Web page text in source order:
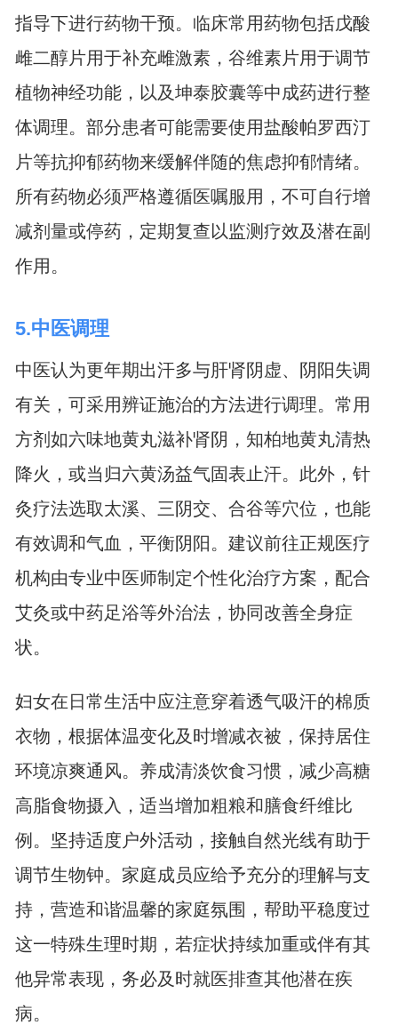
指导下进行药物干预。临床常用药物包括戊酸
雌二醇片用于补充雌激素，谷维素片用于调节
植物神经功能，以及坤泰胶囊等中成药进行整
体调理。部分患者可能需要使用盐酸帕罗西汀
片等抗抑郁药物来缓解伴随的焦虑抑郁情绪。
所有药物必须严格遵循医嘱服用，不可自行增
减剂量或停药，定期复查以监测疗效及潜在副
作用。
5.中医调理
中医认为更年期出汗多与肝肾阴虚、阴阳失调
有关，可采用辨证施治的方法进行调理。常用
方剂如六味地黄丸滋补肾阴，知柏地黄丸清热
降火，或当归六黄汤益气固表止汗。此外，针
灸疗法选取太溪、三阴交、合谷等穴位，也能
有效调和气血，平衡阴阳。建议前往正规医疗
机构由专业中医师制定个性化治疗方案，配合
艾灸或中药足浴等外治法，协同改善全身症
状。
妇女在日常生活中应注意穿着透气吸汗的棉质
衣物，根据体温变化及时增减衣被，保持居住
环境凉爽通风。养成清淡饮食习惯，减少高糖
高脂食物摄入，适当增加粗粮和膳食纤维比
例。坚持适度户外活动，接触自然光线有助于
调节生物钟。家庭成员应给予充分的理解与支
持，营造和谐温馨的家庭氛围，帮助平稳度过
这一特殊生理时期，若症状持续加重或伴有其
他异常表现，务必及时就医排查其他潜在疾
病。